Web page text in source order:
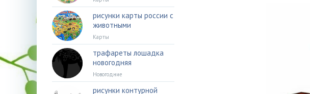
рисунки карты россии с
животными
Карты
трафареты лошадка
новогодняя
Новогодние
рисунки контурной